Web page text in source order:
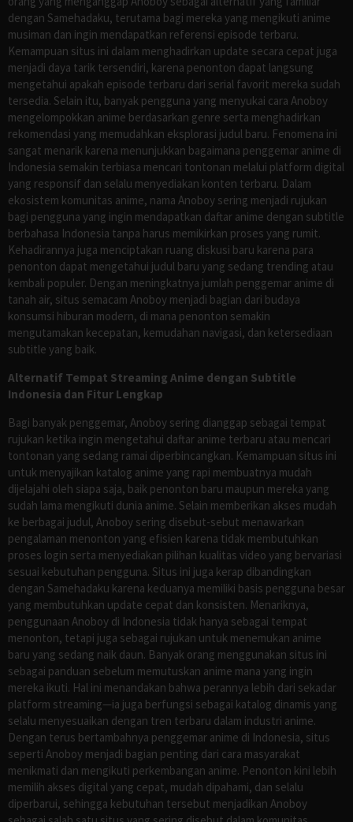
dengan Samehadaku, terutama bagi mereka yang mengikuti anime
musiman dan ingin mendapatkan referensi episode terbaru.
Kemampuan situs ini dalam menghadirkan update secara cepat juga
menjadi daya tarik tersendiri, karena penonton dapat langsung
mengetahui apakah episode terbaru dari serial favorit mereka sudah
tersedia. Selain itu, banyak pengguna yang menyukai cara Anoboy
mengelompokkan anime berdasarkan genre serta menghadirkan
rekomendasi yang memudahkan eksplorasi judul baru. Fenomena ini
sangat menarik karena menunjukkan bagaimana penggemar anime di
Indonesia semakin terbiasa mencari tontonan melalui platform digital
yang responsif dan selalu menyediakan konten terbaru. Dalam
ekosistem komunitas anime, nama Anoboy sering menjadi rujukan
bagi pengguna yang ingin mendapatkan daftar anime dengan subtitle
berbahasa Indonesia tanpa harus memikirkan proses yang rumit.
Kehadirannya juga menciptakan ruang diskusi baru karena para
penonton dapat mengetahui judul baru yang sedang trending atau
kembali populer. Dengan meningkatnya jumlah penggemar anime di
tanah air, situs semacam Anoboy menjadi bagian dari budaya
konsumsi hiburan modern, di mana penonton semakin
mengutamakan kecepatan, kemudahan navigasi, dan ketersediaan
subtitle yang baik.
Alternatif Tempat Streaming Anime dengan Subtitle
Indonesia dan Fitur Lengkap
Bagi banyak penggemar, Anoboy sering dianggap sebagai tempat
rujukan ketika ingin mengetahui daftar anime terbaru atau mencari
tontonan yang sedang ramai diperbincangkan. Kemampuan situs ini
untuk menyajikan katalog anime yang rapi membuatnya mudah
dijelajahi oleh siapa saja, baik penonton baru maupun mereka yang
sudah lama mengikuti dunia anime. Selain memberikan akses mudah
ke berbagai judul, Anoboy sering disebut-sebut menawarkan
pengalaman menonton yang efisien karena tidak membutuhkan
proses login serta menyediakan pilihan kualitas video yang bervariasi
sesuai kebutuhan pengguna. Situs ini juga kerap dibandingkan
dengan Samehadaku karena keduanya memiliki basis pengguna besar
yang membutuhkan update cepat dan konsisten. Menariknya,
penggunaan Anoboy di Indonesia tidak hanya sebagai tempat
menonton, tetapi juga sebagai rujukan untuk menemukan anime
baru yang sedang naik daun. Banyak orang menggunakan situs ini
sebagai panduan sebelum memutuskan anime mana yang ingin
mereka ikuti. Hal ini menandakan bahwa perannya lebih dari sekadar
platform streaming—ia juga berfungsi sebagai katalog dinamis yang
selalu menyesuaikan dengan tren terbaru dalam industri anime.
Dengan terus bertambahnya penggemar anime di Indonesia, situs
seperti Anoboy menjadi bagian penting dari cara masyarakat
menikmati dan mengikuti perkembangan anime. Penonton kini lebih
memilih akses digital yang cepat, mudah dipahami, dan selalu
diperbarui, sehingga kebutuhan tersebut menjadikan Anoboy